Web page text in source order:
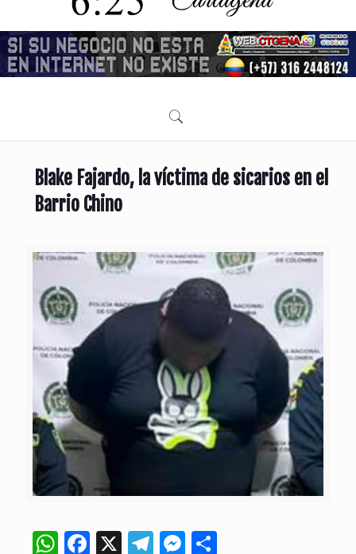
Blake Fajardo, la víctima de sicarios en el
Barrio Chino
WhatsApp
Facebook
X Telegram
Messenger